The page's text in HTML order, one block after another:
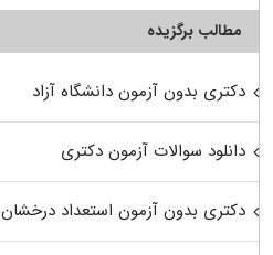
مطالب برگزیده
دکتری بدون آزمون دانشگاه آزاد
دانلود سوالات آزمون دکتری
دکتری بدون آزمون استعداد درخشان